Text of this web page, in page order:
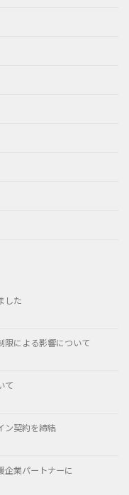
した
限による影響について
て
ン契約を締結
企業パートナーに